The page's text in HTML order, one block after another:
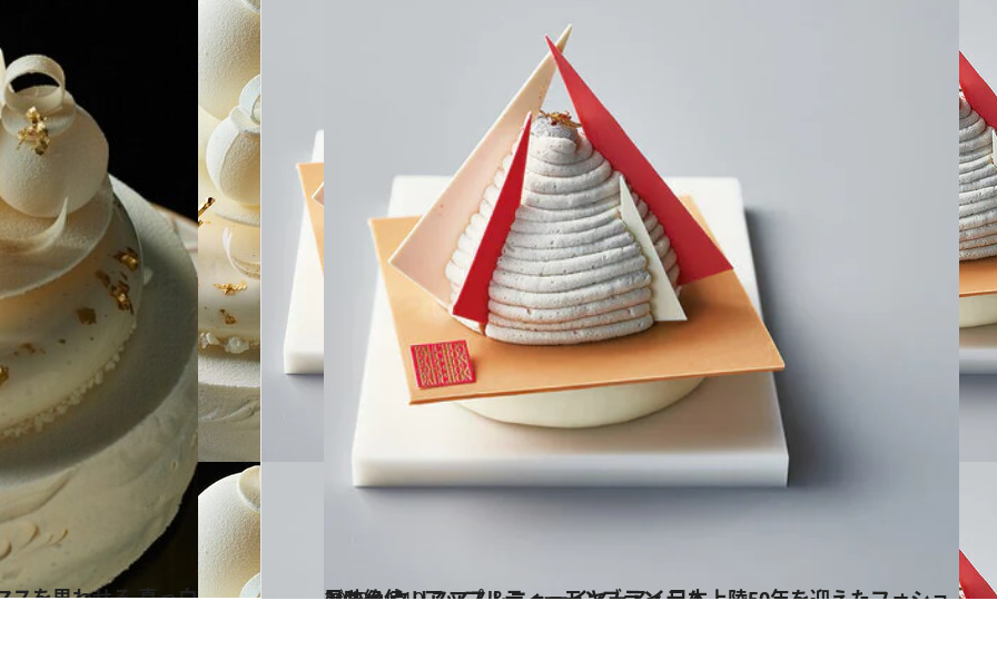
2022.11.10
風味絶佳、アップルティーモンブラン 日本上陸50年を迎えたフォションから クリスマス＆ニューイヤーアイテム
グルメ